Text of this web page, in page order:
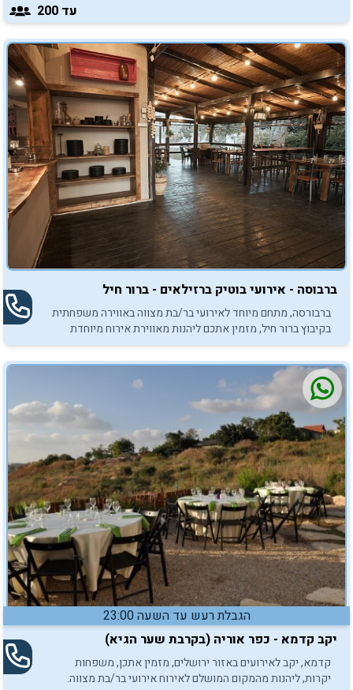
עד 200
ברבוסה - אירועי בוטיק ברזילאים - ברור חיל
ברבורסה, מתחם מיוחד לאירועי בר/בת מצווה באווירה משפחתית
בקיבוץ ברור חיל, מזמין אתכם ליהנות מאווירת אירוח מיוחדת
ותוססת, לאירוע בלתי נשכח.
הגבלת רעש עד השעה 23:00
יקב קדמא - כפר אוריה (בקרבת שער הגיא)
קדמא, יקב לאירועים באזור ירושלים, מזמין אתכן, משפחות
יקרות, ליהנות מהמקום המושלם לאירוח אירועי בר/בת מצווה.